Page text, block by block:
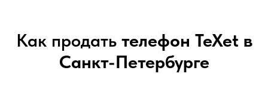
Как продать телефон TeXet в
Санкт-Петербурге